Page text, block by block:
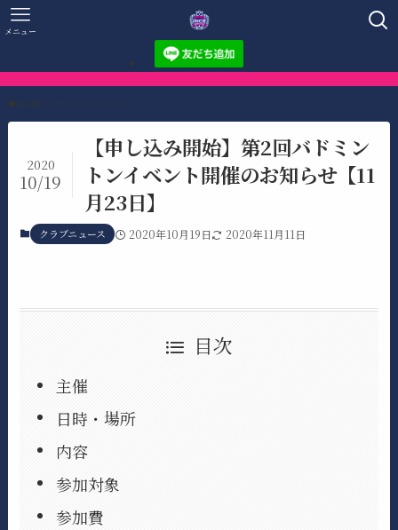
メニュー
HOME クラブニュース
【申し込み開始】第2回バドミン
トンイベント開催のお知らせ【11
月23日】
2020
10/19
クラブニュース 2020年10月19日 2020年11月11日
目次
主催
日時・場所
内容
参加対象
参加費